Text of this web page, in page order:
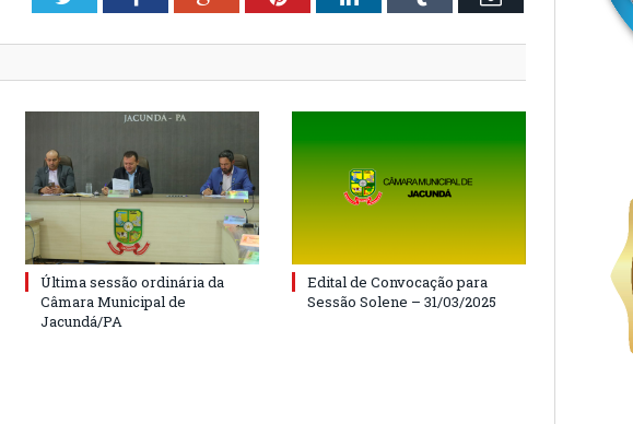
Última sessão ordinária da
Câmara Municipal de
Jacundá/PA
Edital de Convocação para
Sessão Solene – 31/03/2025